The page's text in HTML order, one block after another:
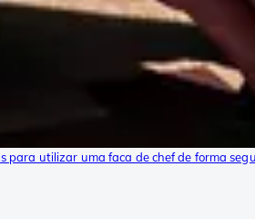
para utilizar uma faca de chef de forma